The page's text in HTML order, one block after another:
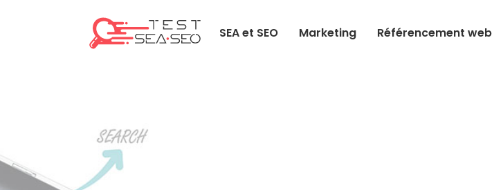
SEA et SEO Marketing Référencement web